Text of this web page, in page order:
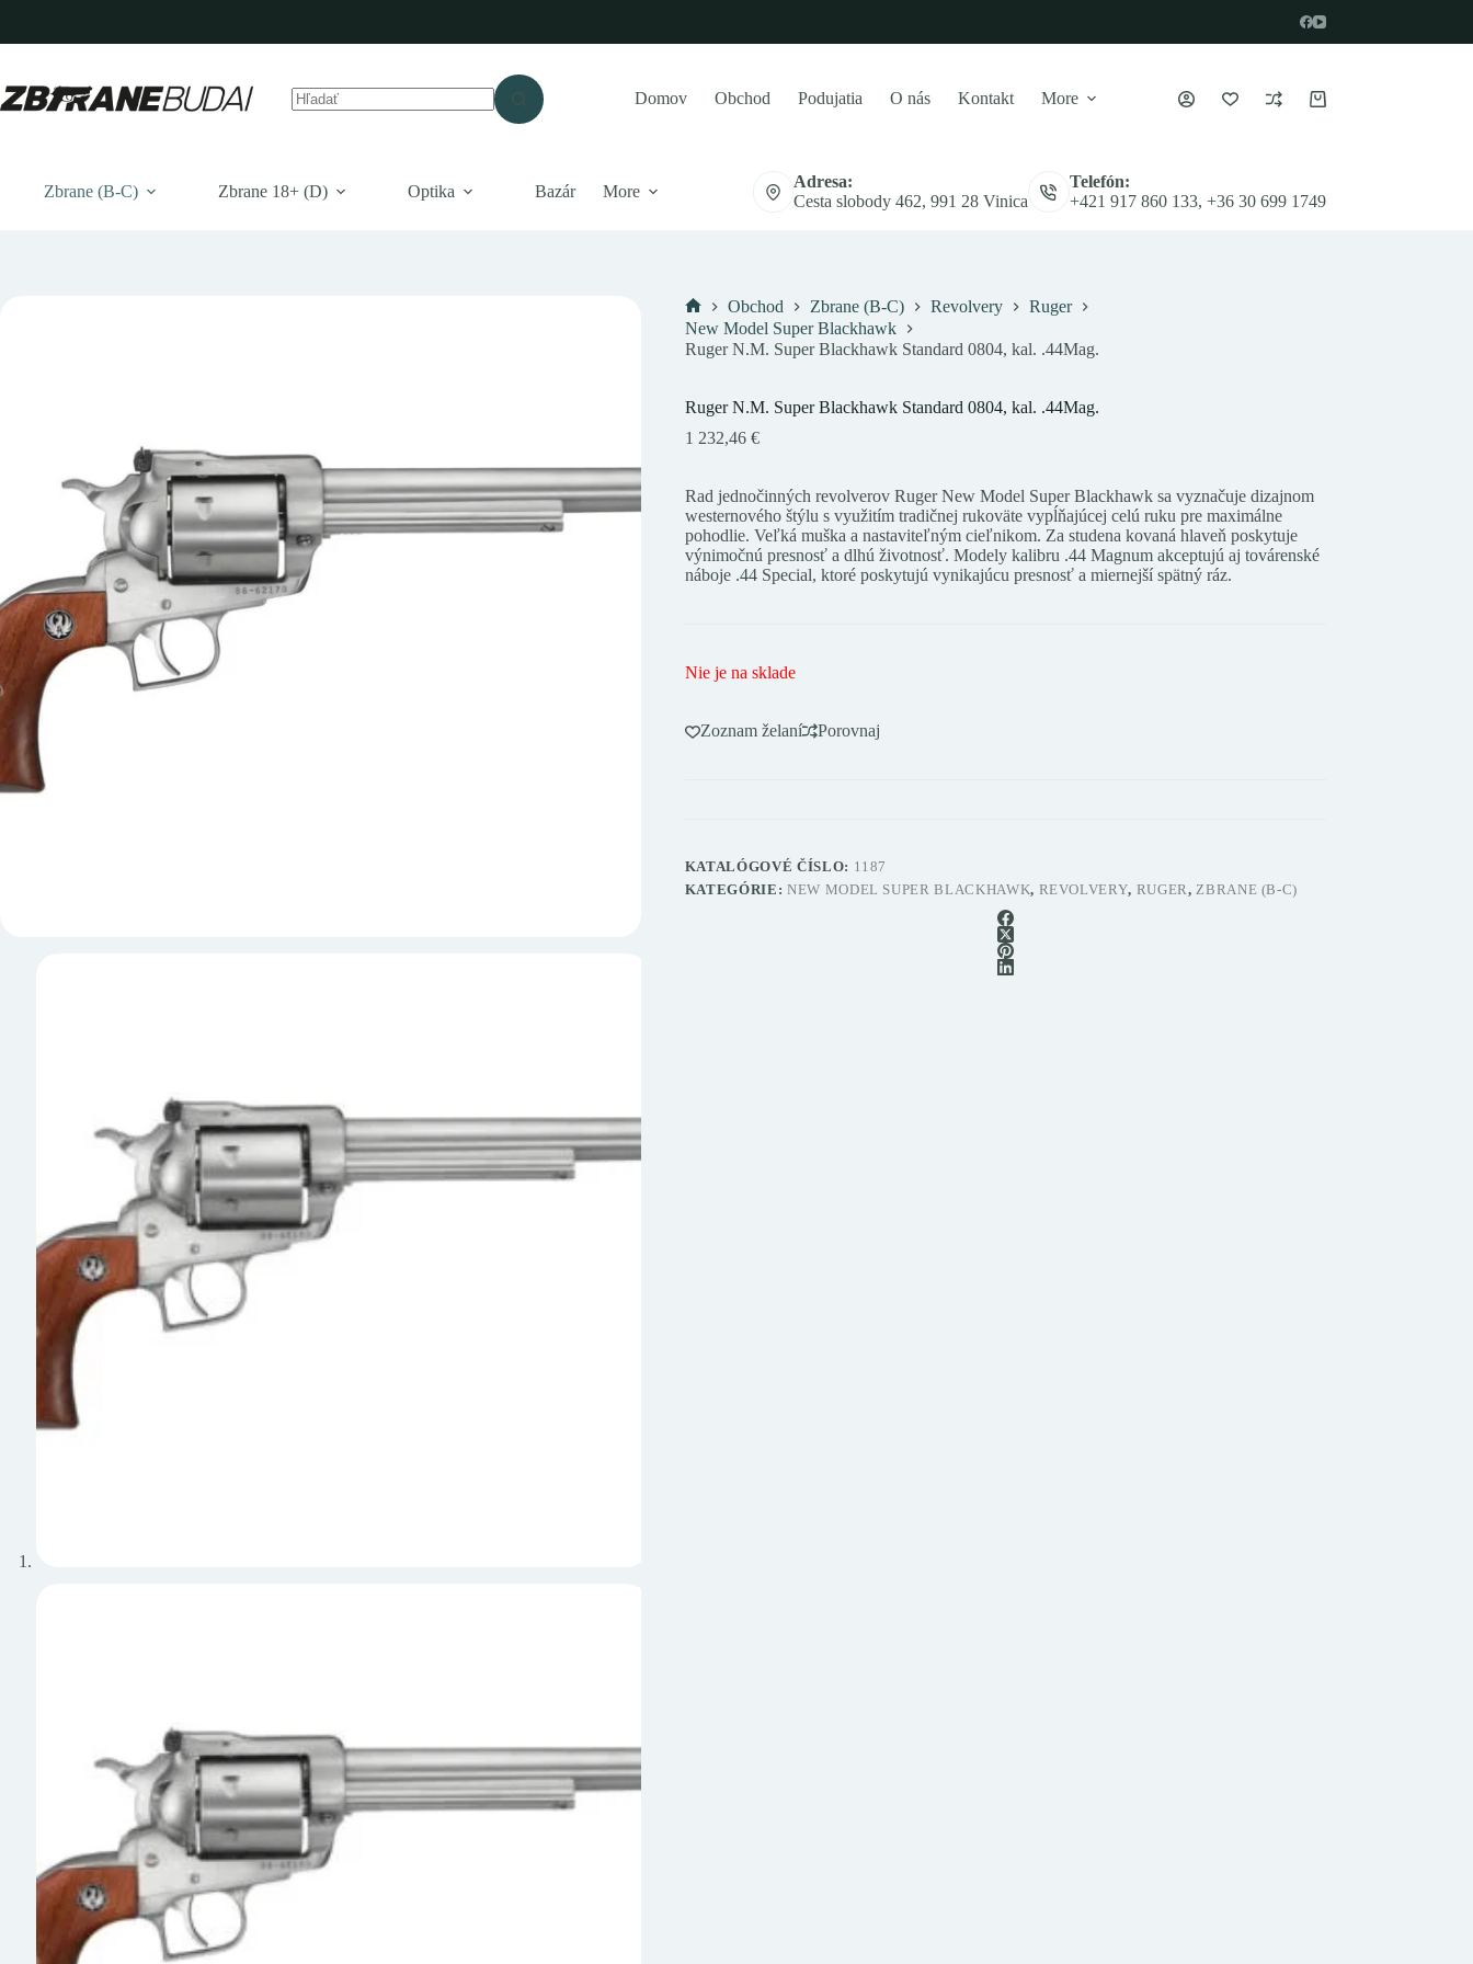
obsah
Domov Obchod Podujatia O nás Kontakt More
Nákupný
Zbrane (B-C) Zbrane 18+ (D) Optika Bazár More
Adresa:
Cesta slobody 462, 991 28 Vinica
Telefón:
+421 917 860 133, +36 30 699 1749
Domov
Obchod Zbrane (B-C) Revolvery
Ruger
New Model Super Blackhawk
Ruger N.M. Super Blackhawk Standard 0804, kal. .44Mag.
Ruger N.M. Super Blackhawk Standard 0804, kal. .44Mag.
1 232,46 €
Rad jednočinných revolverov Ruger New Model Super Blackhawk sa vyznačuje dizajnom
westernového štýlu s využitím tradičnej rukoväte vypĺňajúcej celú ruku pre maximálne
pohodlie. Veľká muška a nastaviteľným cieľnikom. Za studena kovaná hlaveň poskytuje
výnimočnú presnosť a dlhú životnosť. Modely kalibru .44 Magnum akceptujú aj továrenské
náboje .44 Special, ktoré poskytujú vynikajúcu presnosť a miernejší spätný ráz.
Nie je na sklade
Zoznam želaní Porovnaj
KATALÓGOVÉ ČÍSLO: 1187
KATEGÓRIE: NEW MODEL SUPER BLACKHAWK, REVOLVERY, RUGER , ZBRANE (B-C)